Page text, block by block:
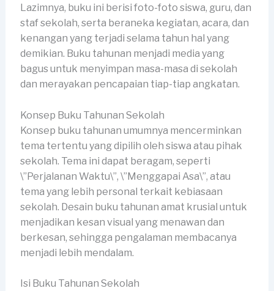
Lazimnya, buku ini berisi foto-foto siswa, guru, dan
staf sekolah, serta beraneka kegiatan, acara, dan
kenangan yang terjadi selama tahun hal yang
demikian. Buku tahunan menjadi media yang
bagus untuk menyimpan masa-masa di sekolah
dan merayakan pencapaian tiap-tiap angkatan.
Konsep Buku Tahunan Sekolah
Konsep buku tahunan umumnya mencerminkan
tema tertentu yang dipilih oleh siswa atau pihak
sekolah. Tema ini dapat beragam, seperti
\”Perjalanan Waktu\”, \”Menggapai Asa\”, atau
tema yang lebih personal terkait kebiasaan
sekolah. Desain buku tahunan amat krusial untuk
menjadikan kesan visual yang menawan dan
berkesan, sehingga pengalaman membacanya
menjadi lebih mendalam.
Isi Buku Tahunan Sekolah